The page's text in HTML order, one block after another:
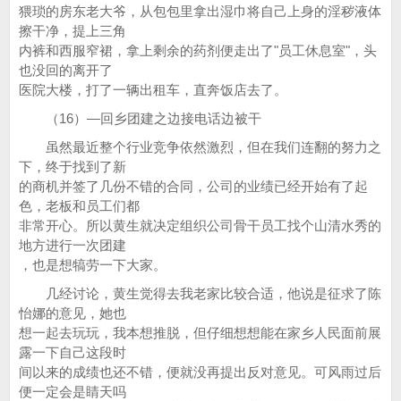
猥琐的房东老大爷，从包包里拿出湿巾将自己上身的淫秽液体
擦干净，提上三角
内裤和西服窄裙，拿上剩余的药剂便走出了"员工休息室"，头
也没回的离开了
医院大楼，打了一辆出租车，直奔饭店去了。
（16）—回乡团建之边接电话边被干
虽然最近整个行业竞争依然激烈，但在我们连翻的努力之
下，终于找到了新
的商机并签了几份不错的合同，公司的业绩已经开始有了起
色，老板和员工们都
非常开心。所以黄生就决定组织公司骨干员工找个山清水秀的
地方进行一次团建
，也是想犒劳一下大家。
几经讨论，黄生觉得去我老家比较合适，他说是征求了陈
怡娜的意见，她也
想一起去玩玩，我本想推脱，但仔细想想能在家乡人民面前展
露一下自己这段时
间以来的成绩也还不错，便就没再提出反对意见。可风雨过后
便一定会是睛天吗